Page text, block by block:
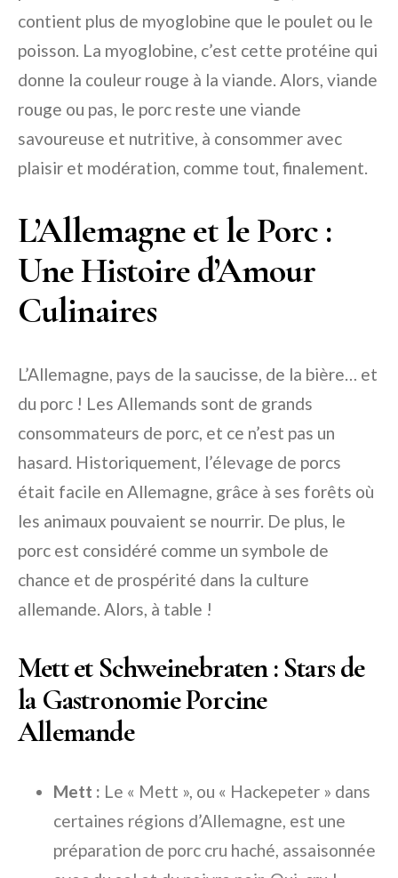
contient plus de myoglobine que le poulet ou le
poisson. La myoglobine, c’est cette protéine qui
donne la couleur rouge à la viande. Alors, viande
rouge ou pas, le porc reste une viande
savoureuse et nutritive, à consommer avec
plaisir et modération, comme tout, finalement.
L’Allemagne et le Porc :
Une Histoire d’Amour
Culinaires
L’Allemagne, pays de la saucisse, de la bière… et
du porc ! Les Allemands sont de grands
consommateurs de porc, et ce n’est pas un
hasard. Historiquement, l’élevage de porcs
était facile en Allemagne, grâce à ses forêts où
les animaux pouvaient se nourrir. De plus, le
porc est considéré comme un symbole de
chance et de prospérité dans la culture
allemande. Alors, à table !
Mett et Schweinebraten : Stars de
la Gastronomie Porcine
Allemande
Mett : Le « Mett », ou « Hackepeter » dans
certaines régions d’Allemagne, est une
préparation de porc cru haché, assaisonnée